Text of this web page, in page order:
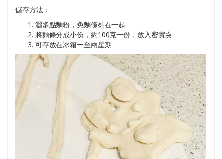
儲存方法：
灑多點麵粉，免麵條黏在一起
將麵條分成小份，約100克一份，放入密實袋
可存放在冰箱一至兩星期